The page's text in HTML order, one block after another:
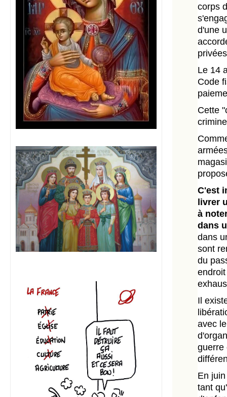
corps
d'une
Le 14
Code
Cette
C'est
livrer
à
dans
dans
sont
du
Il
avec
guerre
En
tant